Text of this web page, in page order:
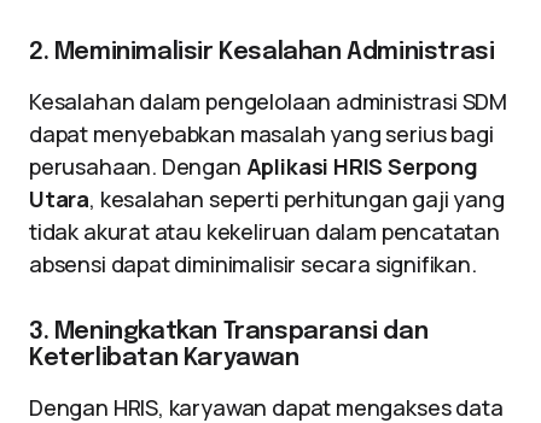
2. Meminimalisir Kesalahan Administrasi
Kesalahan dalam pengelolaan administrasi SDM
dapat menyebabkan masalah yang serius bagi
perusahaan. Dengan Aplikasi HRIS Serpong
Utara, kesalahan seperti perhitungan gaji yang
tidak akurat atau kekeliruan dalam pencatatan
absensi dapat diminimalisir secara signifikan.
3. Meningkatkan Transparansi dan
Keterlibatan Karyawan
Dengan HRIS, karyawan dapat mengakses data